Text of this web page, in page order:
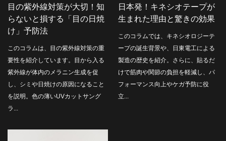
目の紫外線対策が大切！知
らないと損する「目の日焼
け」予防法
このコラムは、目の紫外線対策の重
要性を紹介しています。目から入る
紫外線が体内のメラニン生成を促
し、シミや日焼けの原因になること
を説明。色の薄いUVカットサング
ラ...
日本発！キネシオテープが
生まれた理由と驚きの効果
このコラムでは、キネシオロジーテ
ープの誕生背景や、日東電工による
製造の歴史を紹介。さらに、貼るだ
けで筋肉や関節の負担を軽減し、パ
フォーマンス向上やケガ予防に役
立...